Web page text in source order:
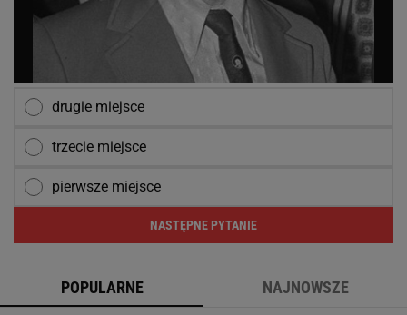
drugie miejsce
trzecie miejsce
pierwsze miejsce
NASTĘPNE PYTANIE
POPULARNE NAJNOWSZE